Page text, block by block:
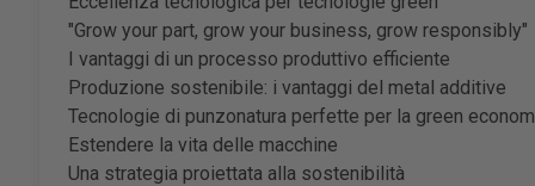
"Grow your part, grow your business, grow responsibly"
I vantaggi di un processo produttivo efficiente
Produzione sostenibile: i vantaggi del metal additive
Tecnologie di punzonatura perfette per la green
Estendere la vita delle macchine
Una strategia proiettata alla sostenibilità